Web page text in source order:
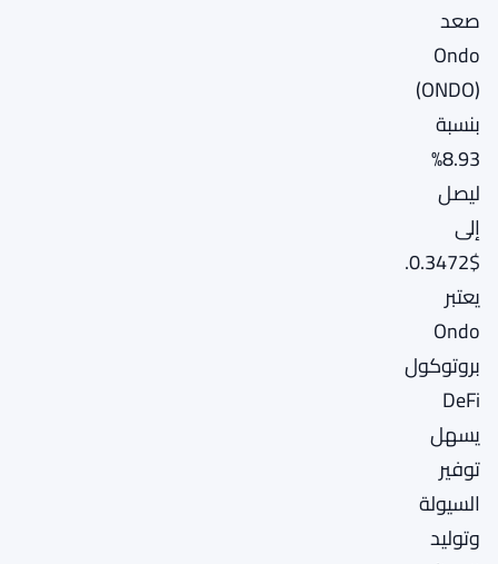
صعد
Ondo
(ONDO)
بنسبة
8.93%
ليصل
إلى
$0.3472.
يعتبر
Ondo
بروتوكول
DeFi
يسهل
توفير
السيولة
وتوليد